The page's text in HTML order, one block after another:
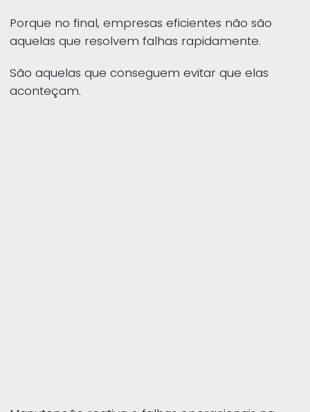
Porque no final, empresas eficientes não são
aquelas que resolvem falhas rapidamente.
São aquelas que conseguem evitar que elas
aconteçam.